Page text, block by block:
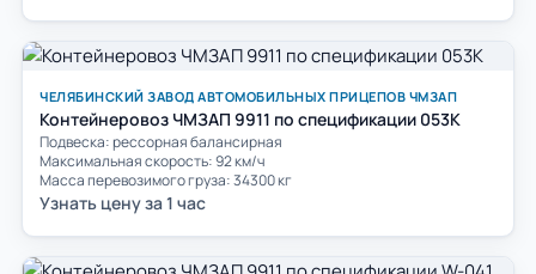
ЧЕЛЯБИНСКИЙ ЗАВОД АВТОМОБИЛЬНЫХ ПРИЦЕПОВ ЧМЗАП
Контейнеровоз ЧМЗАП 9911 по спецификации 053К
Подвеска: рессорная балансирная
Максимальная скорость: 92 км/ч
Масса перевозимого груза: 34300 кг
Узнать цену за 1 час